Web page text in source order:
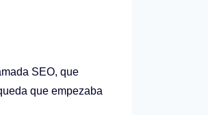
SEO, que
que empezaba